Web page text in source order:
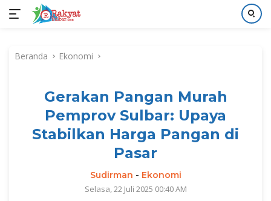
kontenBeranda Ekonomi
Gerakan Pangan Murah
Pemprov Sulbar: Upaya
Stabilkan Harga Pangan di
Pasar
Sudirman - Ekonomi
Selasa, 22 Juli 2025 00:40 AM